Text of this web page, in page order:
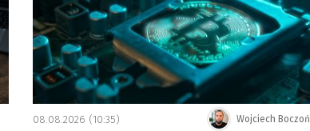
Wojciech Boczoń
08.08.2026 (10:35)